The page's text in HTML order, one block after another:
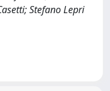
Stefano Lepri